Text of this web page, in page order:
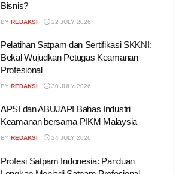
Bisnis?
BY REDAKSI 22 JULY 2026
Pelatihan Satpam dan Sertifikasi SKKNI:
Bekal Wujudkan Petugas Keamanan
Profesional
BY REDAKSI 30 JULY 2026
APSI dan ABUJAPI Bahas Industri
Keamanan bersama PIKM Malaysia
BY REDAKSI 24 JULY 2026
Profesi Satpam Indonesia: Panduan